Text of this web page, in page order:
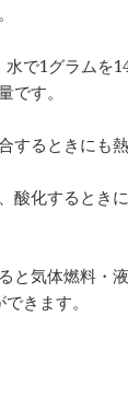
水で1グラムを
です。
するときにも
酸化するとき
と気体燃料・
きます。